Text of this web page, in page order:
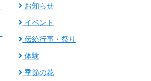
お知らせ
イベント
伝統行事・祭り
体験
季節の花